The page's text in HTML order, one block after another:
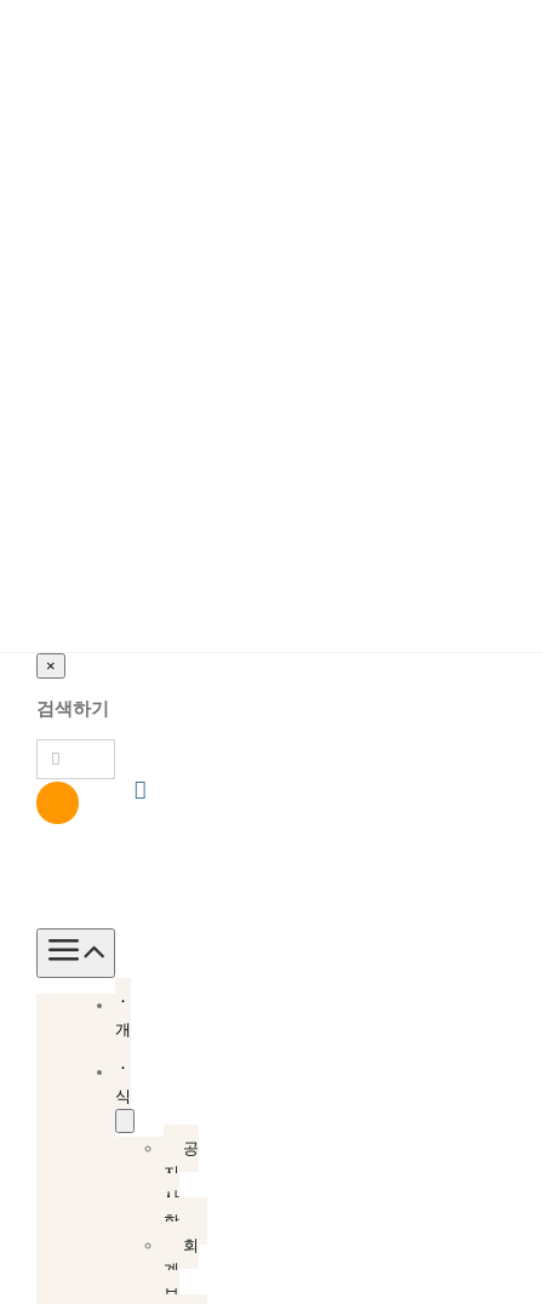
×
검색하기
Toggle
Navigation
소
개
소
식
공
지
사
항
회
계
보